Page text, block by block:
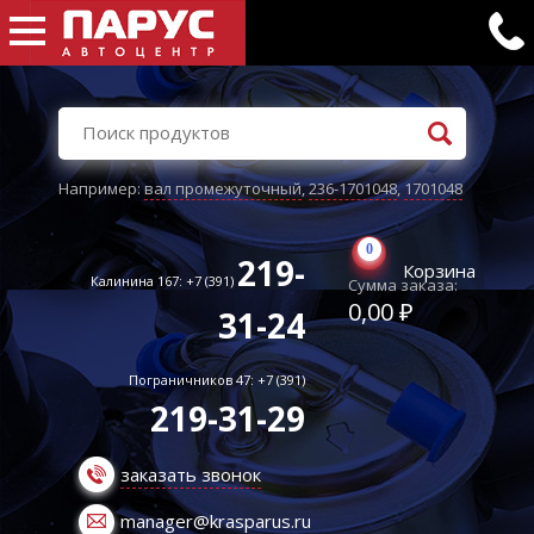
Например:вал промежуточный,236-1701048,1701048
Калинина 167: +7 (391) 219-
31-24
Пограничников 47: +7 (391)
219-31-29
заказать звонок
manager@krasparus.ru
0
Корзина
Сумма заказа:
0,00 ₽